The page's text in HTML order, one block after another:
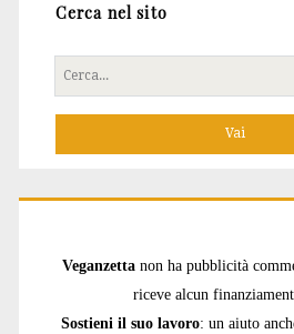
Cerca nel sito
Cerca
per:
Veganzetta non ha pubblicità
riceve alcun
Sostieni il suo lavoro: un aiuto